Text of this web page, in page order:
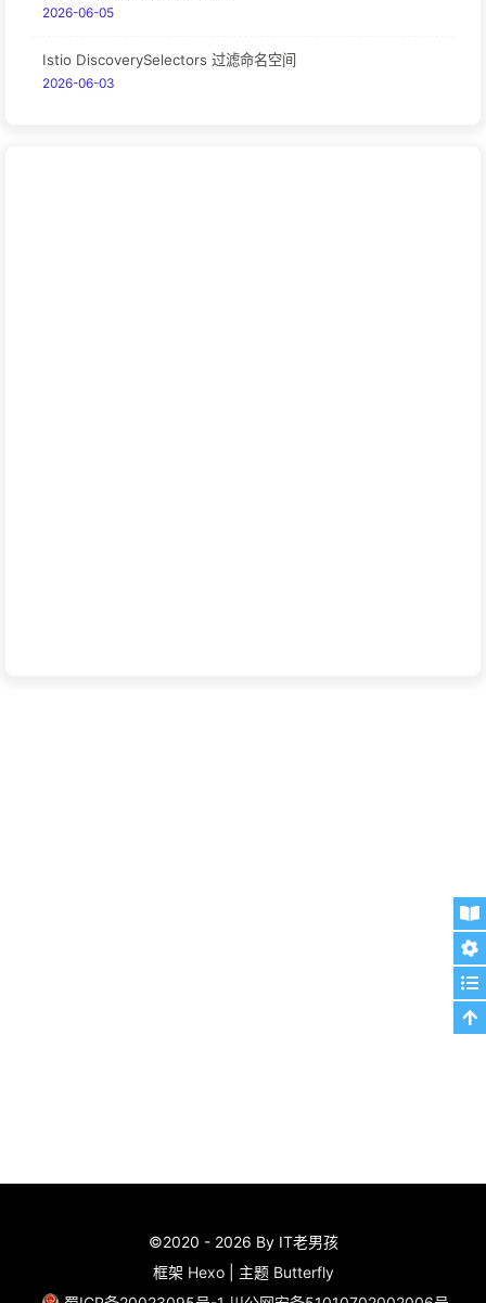
2026-06-05
Istio DiscoverySelectors 过滤命名空间
2026-06-03
©2020 - 2026 By IT老男孩
框架 Hexo 主题 Butterfly